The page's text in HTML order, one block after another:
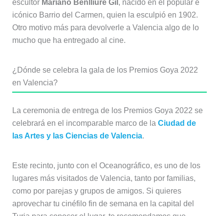
escultor Mariano Benlliure Gil , nacido en el popular e
icónico Barrio del Carmen, quien la esculpió en 1902.
Otro motivo más para devolverle a Valencia algo de lo
mucho que ha entregado al cine.
¿Dónde se celebra la gala de los Premios Goya 2022
en Valencia?
La ceremonia de entrega de los Premios Goya 2022 se
celebrará en el incomparable marco de la Ciudad de
las Artes y las Ciencias de Valencia.
Este recinto, junto con el Oceanográfico, es uno de los
lugares más visitados de Valencia, tanto por familias,
como por parejas y grupos de amigos. Si quieres
aprovechar tu cinéfilo fin de semana en la capital del